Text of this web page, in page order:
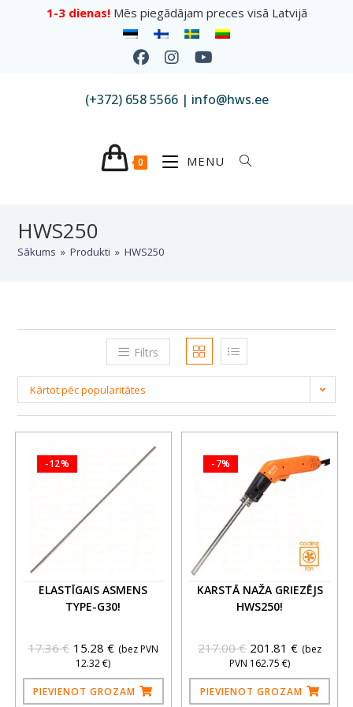
1-3 dienas!Mēs piegādājam preces visā Latvijā
(+372) 658 5566 | info@hws.ee
0 MENU
HWS250
Sākums » Produkti » HWS250
Filtrs
Kārtot pēc popularitātes
-12%
ELASTĪGAIS ASMENS
TYPE-G30!
17.36€ 15.28 € (bez PVN
12.32€)
PIEVIENOT GROZAM
-7%
KARSTĀ NAŽA GRIEZĒJS
HWS250!
217.00€ 201.81€ (bez
PVN 162.75€)
PIEVIENOT GROZAM